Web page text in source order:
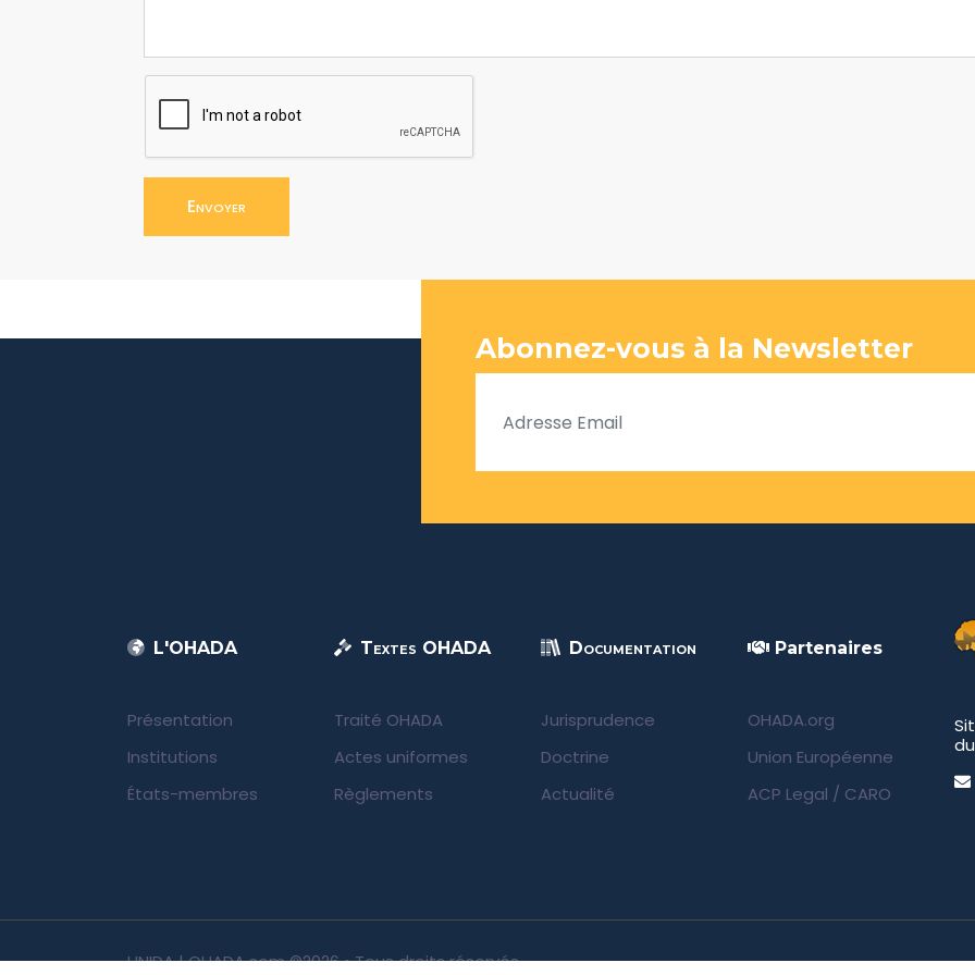
Envoyer
Abonnez-vous à la Newsletter
L'OHADA
Présentation
Institutions
États-membres
Textes OHADA
Traité OHADA
Actes uniformes
Règlements
Documentation
Jurisprudence
Doctrine
Actualité
Partenaires
OHADA.org
Union Européenne
ACP Legal / CARO
UNIDA | OHADA.com©2026 • Tous droits réservés